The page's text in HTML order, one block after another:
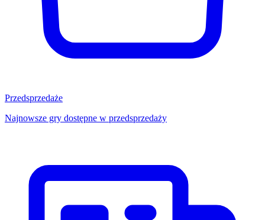
Przedsprzedaże
Najnowsze gry dostępne w przedsprzedaży